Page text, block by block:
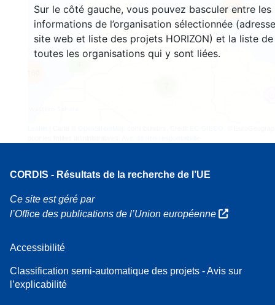
Sur le côté gauche, vous pouvez basculer entre les
informations de l’organisation sélectionnée
site web et liste des projets HORIZON) et la liste de
toutes les organisations qui y sont liées.
482
CORDIS - Résultats de la recherche de l’UE
Ce site est géré par
l’Office des publications de l’Union européenne
Accessibilité
Classification semi-automatique des projets - Avis sur
l’explicabilité